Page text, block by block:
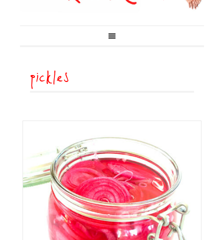
pickles